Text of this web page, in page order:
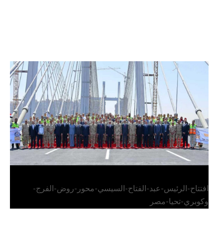
الرئيس عبد الفتاح السيسي يفتتح محور روض الفرج
وكوبري تحيا مصر
افتتاح-الرئيس-عبد-الفتاح-السيسي-محور-روض-الفرج-
وكوبري-تحيا-مصر